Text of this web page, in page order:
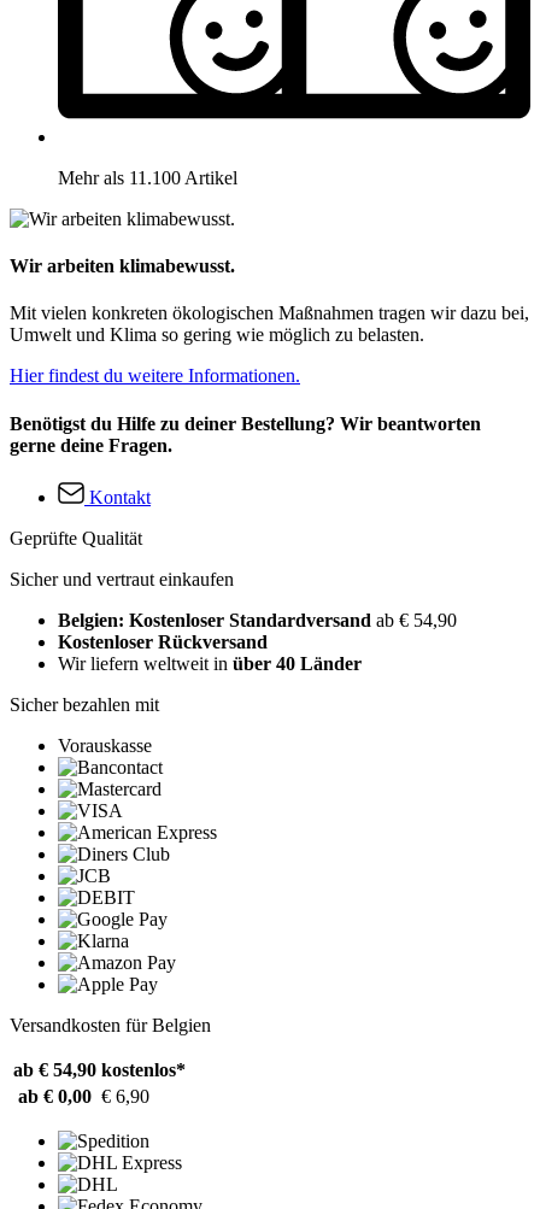
Mehr als 11.100 Artikel
Wir arbeiten klimabewusst.
Mit vielen konkreten ökologischen Maßnahmen tragen wir dazu bei,
Umwelt und Klima so gering wie möglich zu belasten.
Hier findest du weitere Informationen.
Benötigst du Hilfe zu deiner Bestellung? Wir beantworten
gerne deine Fragen.
Kontakt
Geprüfte Qualität
Sicher und vertraut einkaufen
Belgien: Kostenloser Standardversand ab € 54,90
Kostenloser Rückversand
Wir liefern weltweit in über 40 Länder
Sicher bezahlen mit
Vorauskasse
Versandkosten für Belgien
ab € 54,90 kostenlos*
ab € 0,00 € 6,90